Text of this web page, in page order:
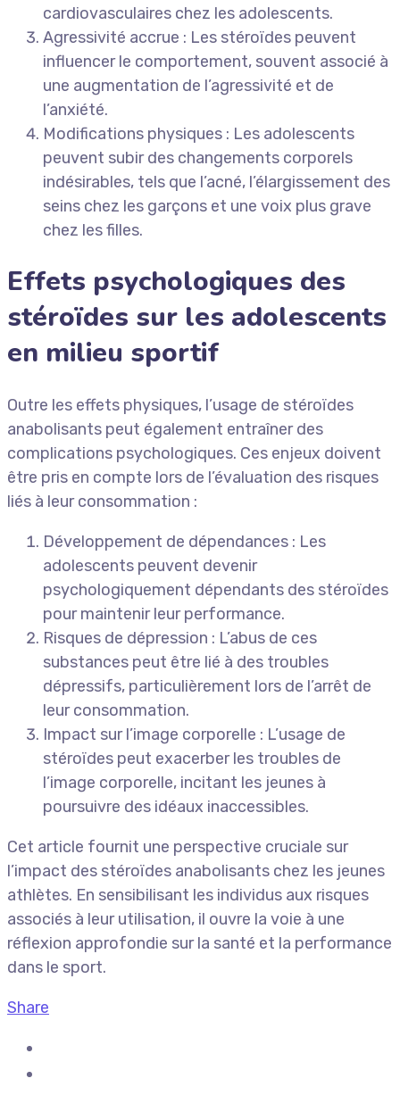
cardiovasculaires chez les adolescents.
Agressivité accrue : Les stéroïdes peuvent
influencer le comportement, souvent associé à
une augmentation de l’agressivité et de
l’anxiété.
Modifications physiques : Les adolescents
peuvent subir des changements corporels
indésirables, tels que l’acné, l’élargissement des
seins chez les garçons et une voix plus grave
chez les filles.
Effets psychologiques des
stéroïdes sur les adolescents
en milieu sportif
Outre les effets physiques, l’usage de stéroïdes
anabolisants peut également entraîner des
complications psychologiques. Ces enjeux doivent
être pris en compte lors de l’évaluation des risques
liés à leur consommation :
Développement de dépendances : Les
adolescents peuvent devenir
psychologiquement dépendants des stéroïdes
pour maintenir leur performance.
Risques de dépression : L’abus de ces
substances peut être lié à des troubles
dépressifs, particulièrement lors de l’arrêt de
leur consommation.
Impact sur l’image corporelle : L’usage de
stéroïdes peut exacerber les troubles de
l’image corporelle, incitant les jeunes à
poursuivre des idéaux inaccessibles.
Cet article fournit une perspective cruciale sur
l’impact des stéroïdes anabolisants chez les jeunes
athlètes. En sensibilisant les individus aux risques
associés à leur utilisation, il ouvre la voie à une
réflexion approfondie sur la santé et la performance
dans le sport.
Share